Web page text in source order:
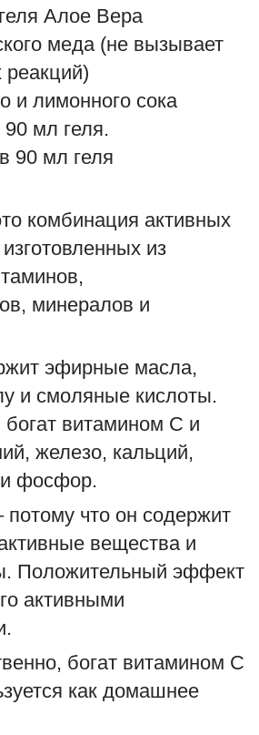
Алое Вера
меда (не вызывает
реакций)
и лимонного сока
мл геля.
90 мл геля
комбинация активных
из
минералов и
эфирные масла,
и смоляные кислоты.
богат витамином C и
железо, кальций,
и фосфор.
потому что он содержит
вещества и
Положительный эффект
активными
богат витамином С
как домашнее